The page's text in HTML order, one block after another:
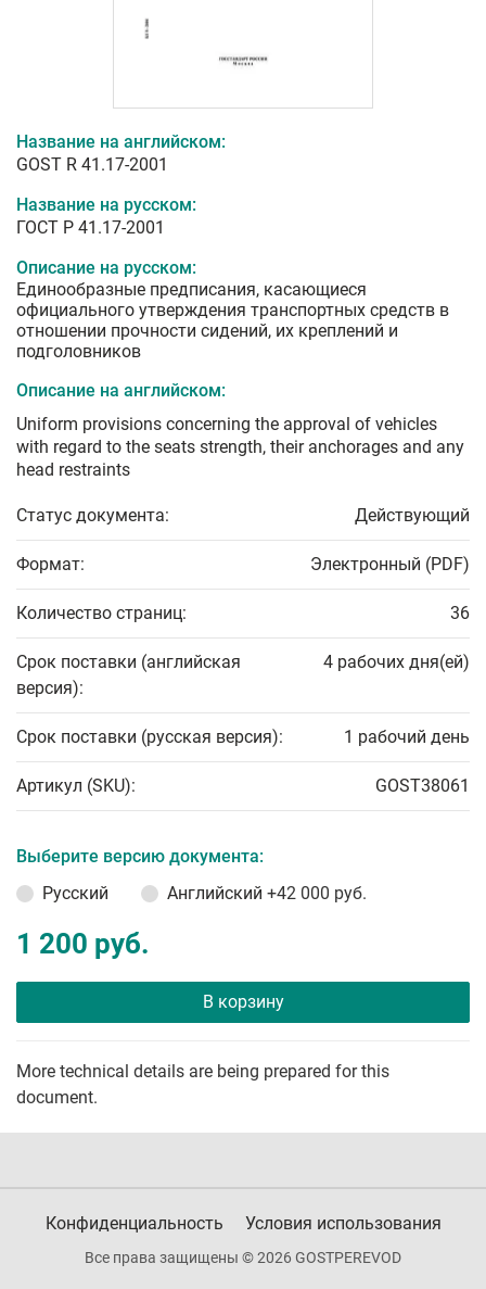
Название на английском:
GOST R 41.17-2001
Название на русском:
ГОСТ Р 41.17-2001
Описание на русском:
Единообразные предписания, касающиеся
официального утверждения транспортных средств в
отношении прочности сидений, их креплений и
подголовников
Описание на английском:
Uniform provisions concerning the approval of vehicles
with regard to the seats strength, their anchorages and any
head restraints
Статус документа: Действующий
Формат: Электронный (PDF)
Количество страниц: 36
Срок поставки (английская
версия):
4 рабочих дня(ей)
Срок поставки (русская версия): 1 рабочий день
Артикул (SKU): GOST38061
Выберите версию документа:
Русский
Английский +42 000 руб.
1 200 руб.
В корзину
More technical details are being prepared for this
document.
Конфиденциальность Условия использования
Все права защищены © 2026 GOSTPEREVOD